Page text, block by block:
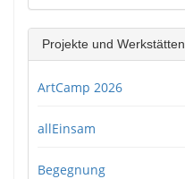
Projekte und Werkstätten
ArtCamp 2026
allEinsam
Begegnung